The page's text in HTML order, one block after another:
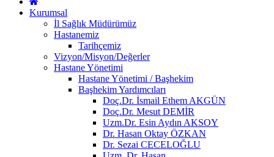
Kurumsal
İl Sağlık Müdürümüz
Hastanemiz
Tarihçemiz
Vizyon/Misyon/Değerler
Hastane Yönetimi
Hastane Yönetimi / Başhekim
Başhekim Yardımcıları
Doç.Dr. İsmail Ethem AKGÜN
Doç.Dr. Mesut DEMİR
Uzm.Dr. Esin Aydın AKSOY
Dr. Hasan Oktay ÖZKAN
Dr. Sezai CECELOĞLU